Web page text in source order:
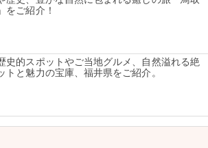
をご紹介！
史的スポットやご当地グルメ、自然溢れる絶
トと魅力の宝庫、福井県をご紹介。